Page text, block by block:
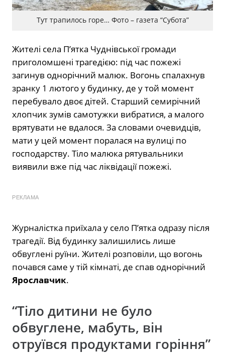
Тут трапилось горе… Фото – газета “Субота”
Жителі села П’ятка Чуднівської громади
приголомшені трагедією: під час пожежі
загинув однорічний малюк. Вогонь спалахнув
зранку 1 лютого у будинку, де у той момент
перебувало двоє дітей. Старший семирічний
хлопчик зумів самотужки вибратися, а малого
врятувати не вдалося. За словами очевидців,
мати у цей момент поралася на вулиці по
господарству. Тіло малюка рятувальники
виявили вже під час ліквідації пожежі.
РЕКЛАМА
Журналістка приїхала у село П’ятка одразу після
трагедії. Від будинку залишились лише
обвуглені руїни. Жителі розповіли, що вогонь
почався саме у тій кімнаті, де спав однорічний
Ярославчик.
“Тіло дитини не було
обвуглене, мабуть, він
отруївся продуктами горіння”